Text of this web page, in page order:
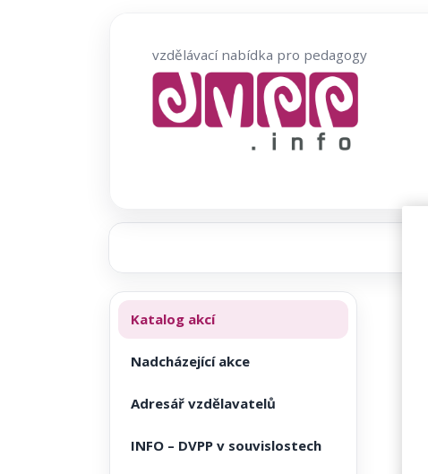
vzdělávací nabídka pro pedagogy
Katalog akcí
Nadcházející akce
Adresář vzdělavatelů
INFO – DVPP v souvislostech